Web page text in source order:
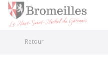
Retour